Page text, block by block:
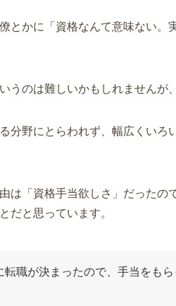
とかに「資格なんて意味ない。
のは難しいかもしれませんが、
分野にとらわれず、幅広くいろ
は「資格手当欲しさ」だったの
だと思っています。
職が決まったので、手当をも